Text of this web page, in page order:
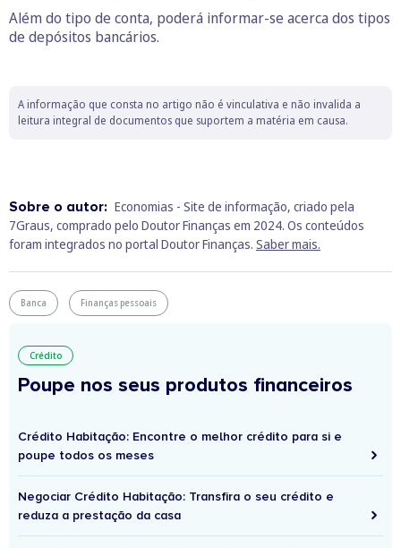
Além do tipo de conta, poderá informar-se acerca dos tipos
de depósitos bancários.
A informação que consta no artigo não é vinculativa e não invalida a
leitura integral de documentos que suportem a matéria em causa.
Sobre o autor: Economias - Site de informação, criado pela
7Graus, comprado pelo Doutor Finanças em 2024. Os conteúdos
foram integrados no portal Doutor Finanças. Saber mais.
Banca Finanças pessoais
Crédito
Poupe nos seus produtos financeiros
Crédito Habitação: Encontre o melhor crédito para si e
poupe todos os meses
Negociar Crédito Habitação: Transfira o seu crédito e
reduza a prestação da casa